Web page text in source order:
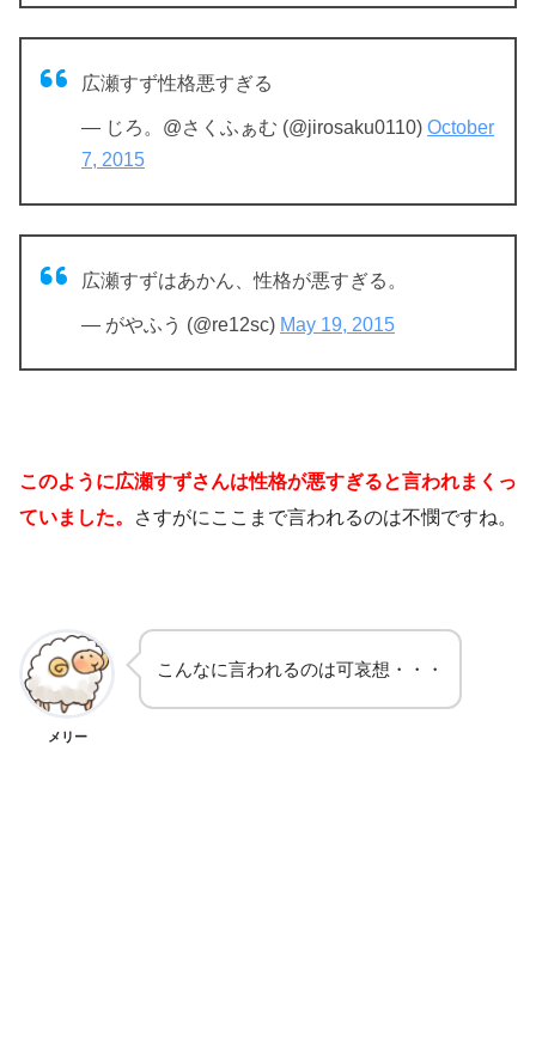
広瀬すず性格悪すぎる
— じろ。@さくふぁむ (@jirosaku0110) October
7, 2015
広瀬すずはあかん、性格が悪すぎる。
— がやふう (@re12sc) May 19, 2015
このように広瀬すずさんは性格が悪すぎると言われまくっ
ていました。
さすがにここまで言われるのは不憫ですね。
メリー
こんなに言われるのは可哀想・・・